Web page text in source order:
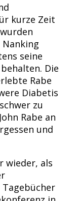
kurze Zeit
seine
Die
Rabe
Diabetis
zu
Rabe an
und
wieder, als